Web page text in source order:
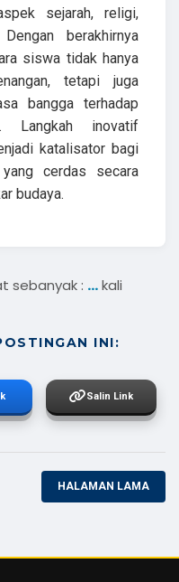
sejarah, religi,
berakhirnya
siswa tidak hanya
tetapi juga
bangga terhadap
Langkah inovatif
katalisator bagi
cerdas secara
budaya.
sebanyak : ...kali
INI:
Salin Link
HALAMAN LAMA